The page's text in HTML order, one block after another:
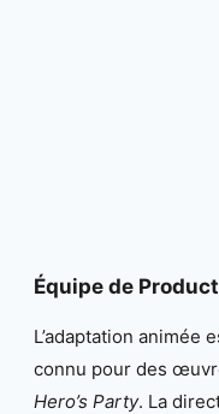
Équipe de
L’adaptation animée
connu pour des
Hero’s Party. La